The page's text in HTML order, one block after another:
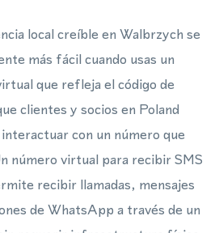
local creíble en Walbrzych se
más fácil cuando usas un
que refleja el código de
clientes y socios en Poland
con un número que
número virtual para recibir SMS
recibir llamadas, mensajes
de WhatsApp a través de un